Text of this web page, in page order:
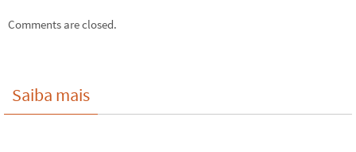
Comments are closed.
Saiba mais